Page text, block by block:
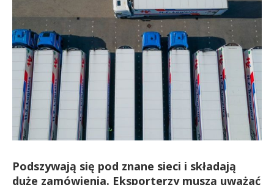
Podszywają się pod znane sieci i składają
duże zamówienia. Eksporterzy muszą uważać